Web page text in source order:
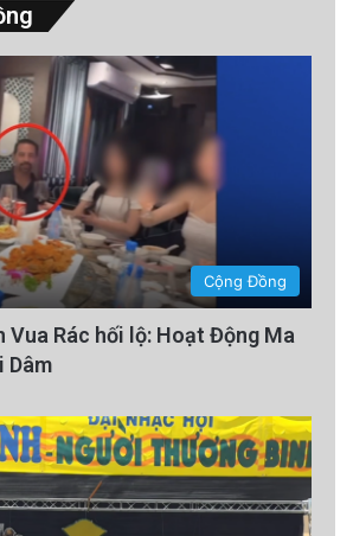
Cộng Đồng
Vua Rác hối lộ: Hoạt Động Ma
Dâm